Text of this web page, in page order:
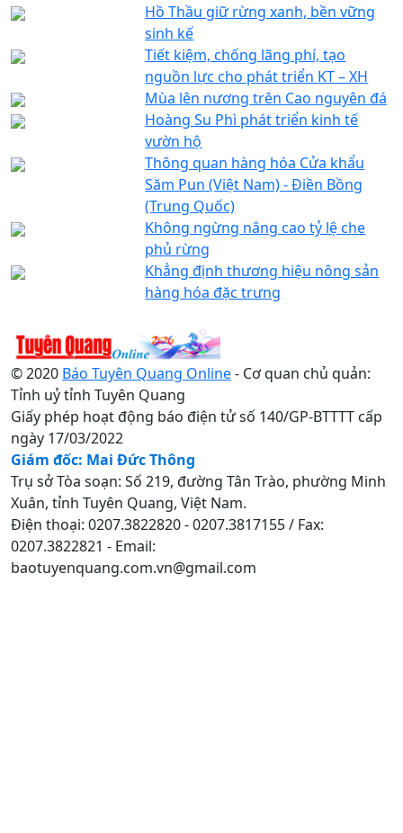
Hồ Thầu giữ rừng xanh, bền vững
sinh kế
Tiết kiệm, chống lãng phí, tạo
nguồn lực cho phát triển KT – XH
Mùa lên nương trên Cao nguyên đá
Hoàng Su Phì phát triển kinh tế
vườn hộ
Thông quan hàng hóa Cửa khẩu
Săm Pun (Việt Nam) - Điền Bồng
(Trung Quốc)
Không ngừng nâng cao tỷ lệ che
phủ rừng
Khẳng định thương hiệu nông sản
hàng hóa đặc trưng
© 2020 Báo Tuyên Quang Online- Cơ quan chủ quản:
Tỉnh uỷ tỉnh Tuyên Quang
Giấy phép hoạt động báo điện tử số 140/GP-BTTTT cấp
ngày 17/03/2022
Giám đốc: Mai Đức Thông
Trụ sở Tòa soạn: Số 219, đường Tân Trào, phường Minh
Xuân, tỉnh Tuyên Quang, Việt Nam.
Điện thoại: 0207.3822820 - 0207.3817155 / Fax:
0207.3822821 - Email:
baotuyenquang.com.vn@gmail.com